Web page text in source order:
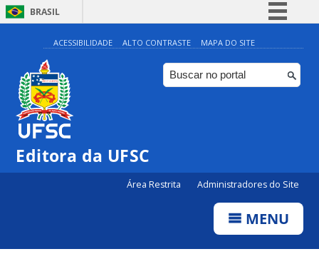
BRASIL
Simplifique!
Comunica BR
Participe
ACESSIBILIDADE ALTO CONTRASTE MAPA DO SITE
Editora da UFSC
Área Restrita Administradores do Site
MENU